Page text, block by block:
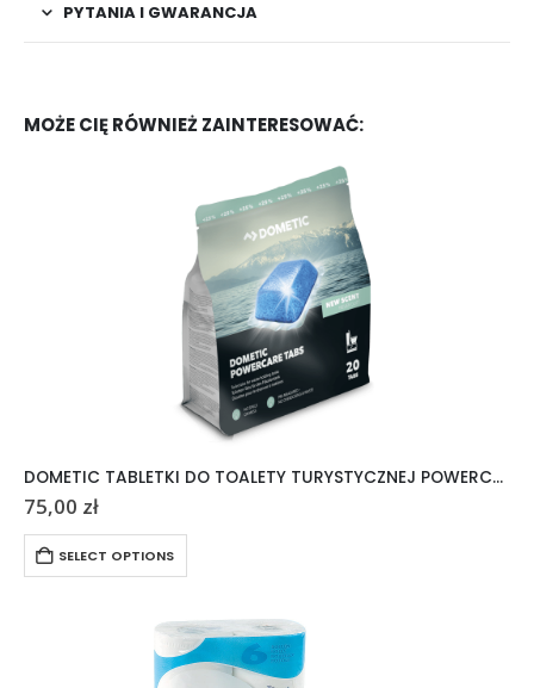
PYTANIA I GWARANCJA
MOŻE CIĘ RÓWNIEŻ ZAINTERESOWAĆ:
DOMETIC TABLETKI DO TOALETY TURYSTYCZNEJ POWERCARE TABS 20 SZTUK
75,00 zł
SELECT OPTIONS